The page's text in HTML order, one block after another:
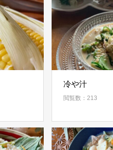
冷や汁
閲覧数：213